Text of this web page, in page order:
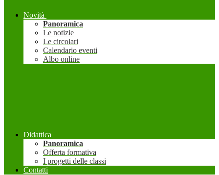
Novità
Panoramica
Le notizie
Le circolari
Calendario eventi
Albo online
Didattica
Panoramica
Offerta formativa
I progetti delle classi
Contatti